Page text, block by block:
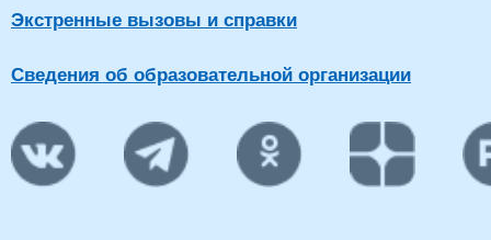
Экстренные вызовы и справки
Сведения об образовательной организации